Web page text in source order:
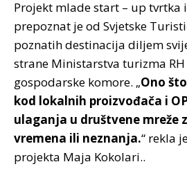
Projekt mlade start – up tvrtka
prepoznat je od Svjetske
poznatih destinacija diljem
strane Ministarstva turizma
gospodarske komore. „Ono
kod lokalnih proizvođača i
ulaganja u društvene mreže
vremena ili neznanja.“ rekla
projekta Maja Kokolari..